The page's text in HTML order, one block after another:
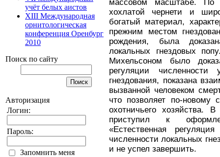
учёт белых аистов
XIII Международная
орнитологическая
конференция Оренбург
2010
Поиск по сайту
Авторизация
Логин:
Пароль:
Запомнить меня
массовом масштабе.
хохлатой чернети и
богатый материал,
прежним местом
рожде­ния, была
локальных гнездовых
Михельсоном было
регуляции численности
гнездования, показана
вызванной человеком
что позволяет по-новому
охотничьего хозяйства.
приступил к
«Естественная
численности локальных
и не успел завершить.